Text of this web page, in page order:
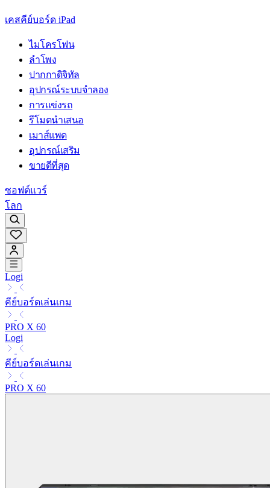
เคสคีย์บอร์ด iPad
ไมโครโฟน
ลำโพง
ปากกาดิจิทัล
อุปกรณ์ระบบจำลอง
การแข่งรถ
รีโมตนำเสนอ
เมาส์แพด
อุปกรณ์เสริม
ขายดีที่สุด
ซอฟต์แวร์
โลก
Logi
คีย์บอร์ดเล่นเกม
PRO X 60
Logi
คีย์บอร์ดเล่นเกม
PRO X 60